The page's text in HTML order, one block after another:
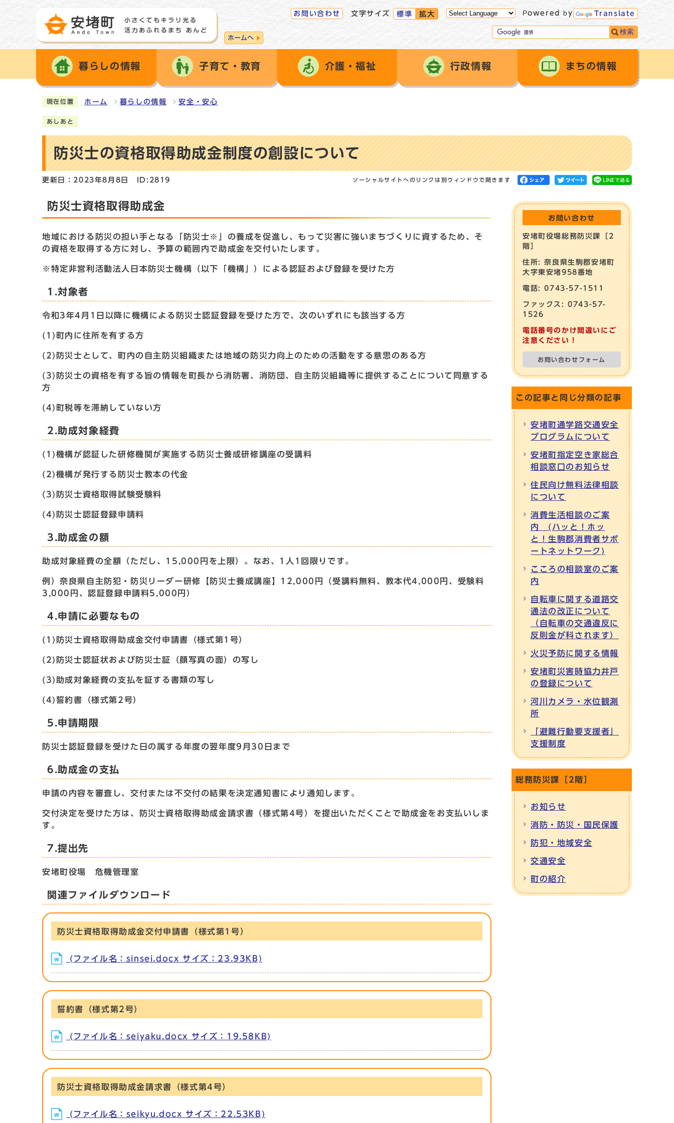
ホームへ
お問い合わせ 文字サイズ 標準 拡大 Powered by Translate
検索
暮らしの情報 子育て・教育 介護・福祉 行政情報 まちの情報
現在位置 ホーム 暮らしの情報 安全・安心
あしあと
防災士の資格取得助成金制度の創設について
更新日：2023年8月8日 ID:2819 ソーシャルサイトへのリンクは別ウィンドウで開きます
防災士資格取得助成金
地域における防災の担い手となる「防災士※」の養成を促進し、もって災害に強いまちづくりに資するため、そ
の資格を取得する方に対し、予算の範囲内で助成金を交付いたします。
※特定非営利活動法人日本防災士機構（以下「機構」）による認証および登録を受けた方
1.対象者
令和3年4月1日以降に機構による防災士認証登録を受けた方で、次のいずれにも該当する方
(1)町内に住所を有する方
(2)防災士として、町内の自主防災組織または地域の防災力向上のための活動をする意思のある方
(3)防災士の資格を有する旨の情報を町長から消防署、消防団、自主防災組織等に提供することについて同意する
方
(4)町税等を滞納していない方
2.助成対象経費
(1)機構が認証した研修機関が実施する防災士養成研修講座の受講料
(2)機構が発行する防災士教本の代金
(3)防災士資格取得試験受験料
(4)防災士認証登録申請料
3.助成金の額
助成対象経費の全額（ただし、15,000円を上限）。なお、1人1回限りです。
例）奈良県自主防犯・防災リーダー研修【防災士養成講座】12,000円（受講料無料、教本代4,000円、受験料
3,000円、認証登録申請料5,000円）
4.申請に必要なもの
(1)防災士資格取得助成金交付申請書（様式第1号）
(2)防災士認証状および防災士証（顔写真の面）の写し
(3)助成対象経費の支払を証する書類の写し
(4)誓約書（様式第2号）
5.申請期限
防災士認証登録を受けた日の属する年度の翌年度9月30日まで
6.助成金の支払
申請の内容を審査し、交付または不交付の結果を決定通知書により通知します。
交付決定を受けた方は、防災士資格取得助成金請求書（様式第4号）を提出いただくことで助成金をお支払いしま
す。
7.提出先
安堵町役場 危機管理室
関連ファイルダウンロード
防災士資格取得助成金交付申請書（様式第1号）
(ファイル名：sinsei.docx サイズ：23.93KB)
誓約書（様式第2号）
(ファイル名：seiyaku.docx サイズ：19.58KB)
防災士資格取得助成金請求書（様式第4号）
(ファイル名：seikyu.docx サイズ：22.53KB)
お問い合わせ
安堵町役場総務防災課［2
階］
住所: 奈良県生駒郡安堵町
大字東安堵958番地
電話: 0743-57-1511
ファックス: 0743-57-
1526
電話番号のかけ間違いにご
注意ください！
お問い合わせフォーム
この記事と同じ分類の記事
安堵町通学路交通安全
プログラムについて
安堵町指定空き家総合
相談窓口のお知らせ
住民向け無料法律相談
について
消費生活相談のご案
内 (ハッと！ホッ
と！生駒郡消費者サポ
ートネットワーク)
こころの相談室のご案
内
自転車に関する道路交
通法の改正について
（自転車の交通違反に
反則金が科されます）
火災予防に関する情報
安堵町災害時協力井戸
の登録について
河川カメラ・水位観測
所
「避難行動要支援者」
支援制度
総務防災課［2階］
お知らせ
消防・防災・国民保護
防犯・地域安全
交通安全
町の紹介